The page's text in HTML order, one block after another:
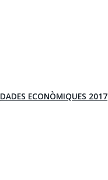
DADES ECONÒMIQUES 2017